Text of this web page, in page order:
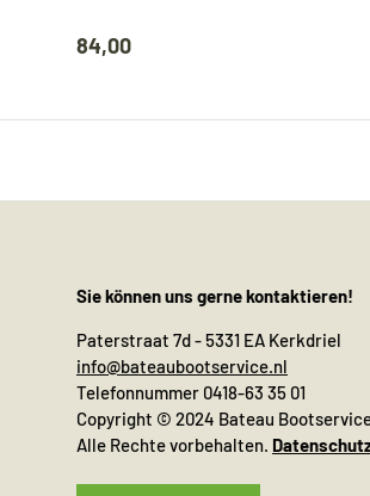
84,00
Sie können uns gerne kontaktieren!
Paterstraat 7d - 5331 EA Kerkdriel
info@bateaubootservice.nl
Telefonnummer 0418-63 35 01
Copyright © 2024 Bateau
Alle Rechte vorbehalten.